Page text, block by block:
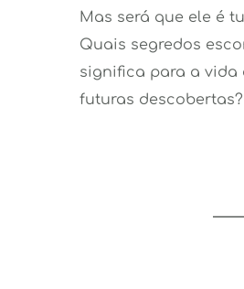
Mas será que ele é
Quais segredos
significa para a vida
futuras descobertas?